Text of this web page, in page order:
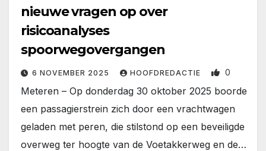
nieuwe vragen op over
risicoanalyses
spoorwegovergangen
6 NOVEMBER 2025 HOOFDREDACTIE 0
Meteren – Op donderdag 30 oktober 2025 boorde
een passagierstrein zich door een vrachtwagen
geladen met peren, die stilstond op een beveiligde
overweg ter hoogte van de Voetakkerweg en de…